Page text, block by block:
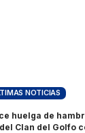
NOTICIAS
huelga de
Clan del Golfo